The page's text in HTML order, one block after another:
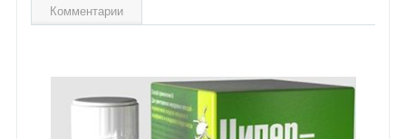
Комментарии